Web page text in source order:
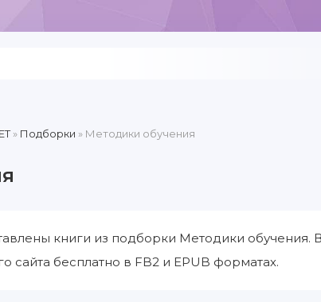
» Подборки » Методики обучения
книги из подборки Методики обучения.
сайта бесплатно в FB2 и EPUB форматах.